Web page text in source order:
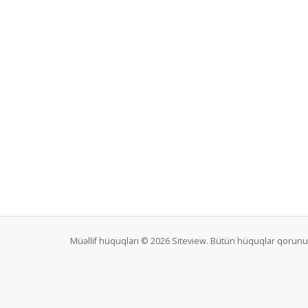
Müəllif hüquqları © 2026 Siteview. Bütün hüquqlar